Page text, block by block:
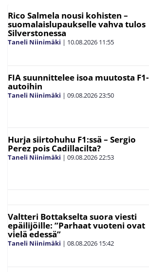
Rico Salmela nousi kohisten –
suomalaislupaukselle vahva tulos
Silverstonessa
Taneli Niinimäki | 10.08.2026 11:55
FIA suunnittelee isoa muutosta F1-
autoihin
Taneli Niinimäki | 09.08.202623:50
Hurja siirtohuhu F1:ssä – Sergio
Perez pois Cadillacilta?
Taneli Niinimäki | 09.08.202622:53
Valtteri Bottakselta suora viesti
epäilijöille: ”Parhaat vuoteni ovat
vielä edessä”
Taneli Niinimäki | 08.08.2026 15:42